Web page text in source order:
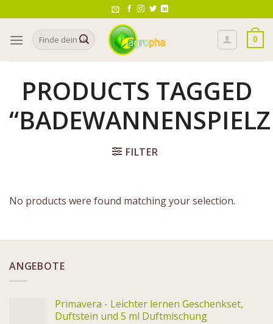
to
contentSearch
for:
0
PRODUCTS TAGGED
FILTER
No products were found matching your selection.
ANGEBOTE
Primavera - Leichter lernen Geschenkset,
Duftstein und 5 ml Duftmischung